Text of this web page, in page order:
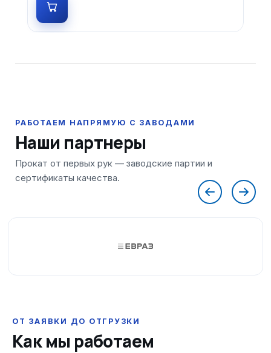
Наши партнеры
ОТ ЗАЯВКИ ДО ОТГРУЗКИ
Как мы работаем